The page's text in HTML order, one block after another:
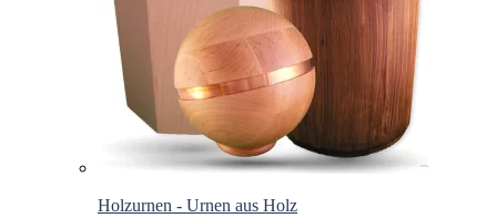
Holzurnen - Urnen aus Holz